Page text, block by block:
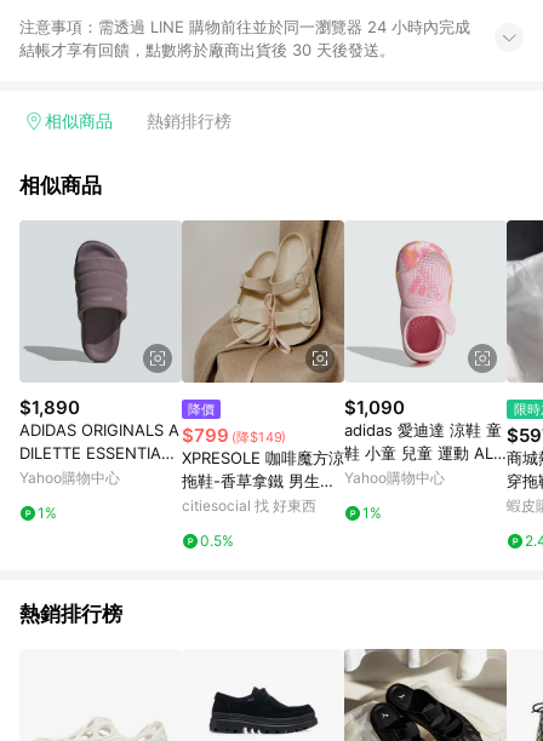
注意事項：需透過 LINE 購物前往並於同一瀏覽器 24 小時內完成
結帳才享有回饋，點數將於廠商出貨後 30 天後發送。
相似商品 熱銷排行榜
相似商品
$1,890
ADIDAS ORIGINALS A
DILETTE ESSENTIAL
W 女運動拖鞋-紫粉-IF
Yahoo購物中心
1%
降價
$799 (降$149)
XPRESOLE 咖啡魔方涼
拖鞋-香草拿鐵 男生US
10
citiesocial 找 好東西
0.5%
$1,090
adidas 愛迪達 涼鞋 童
鞋 小童 兒童 運動 ALT
AVENTURE 2.0 I 粉 ID
Yahoo購物中心
1%
限
商城
穿拖鞋 方頭
蹬氣
方頭
蝦皮
熱銷排行榜